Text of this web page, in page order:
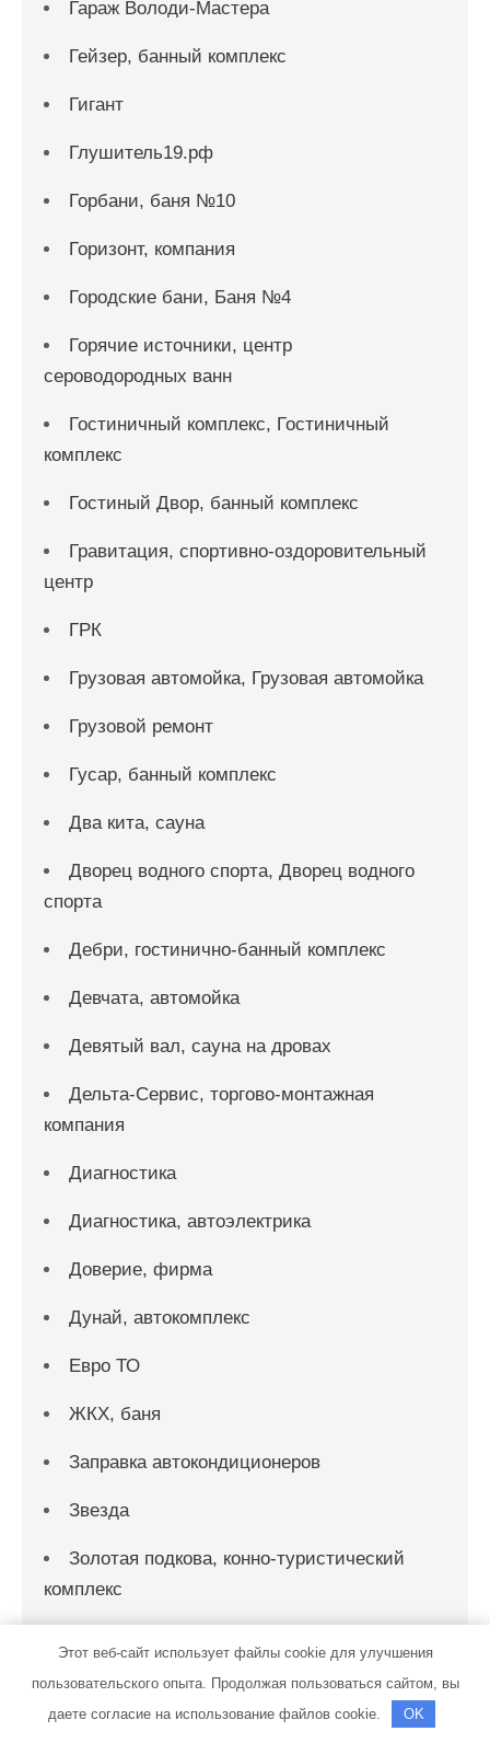
Гараж Володи-Мастера
Гейзер, банный комплекс
Гигант
Глушитель19.рф
Горбани, баня №10
Горизонт, компания
Городские бани, Баня №4
Горячие источники, центр
сероводородных ванн
Гостиничный комплекс, Гостиничный
комплекс
Гостиный Двор, банный комплекс
Гравитация, спортивно-оздоровительный
центр
ГРК
Грузовая автомойка, Грузовая автомойка
Грузовой ремонт
Гусар, банный комплекс
Два кита, сауна
Дворец водного спорта, Дворец водного
спорта
Дебри, гостинично-банный комплекс
Девчата, автомойка
Девятый вал, сауна на дровах
Дельта-Сервис, торгово-монтажная
компания
Диагностика
Диагностика, автоэлектрика
Доверие, фирма
Дунай, автокомплекс
Евро ТО
ЖКХ, баня
Заправка автокондиционеров
Звезда
Золотая подкова, конно-туристический
комплекс
Идеал, сауна
Этот веб-сайт использует файлы cookie для улучшения
пользовательского опыта. Продолжая пользоваться сайтом, вы
даете согласие на использование файлов cookie.
OK